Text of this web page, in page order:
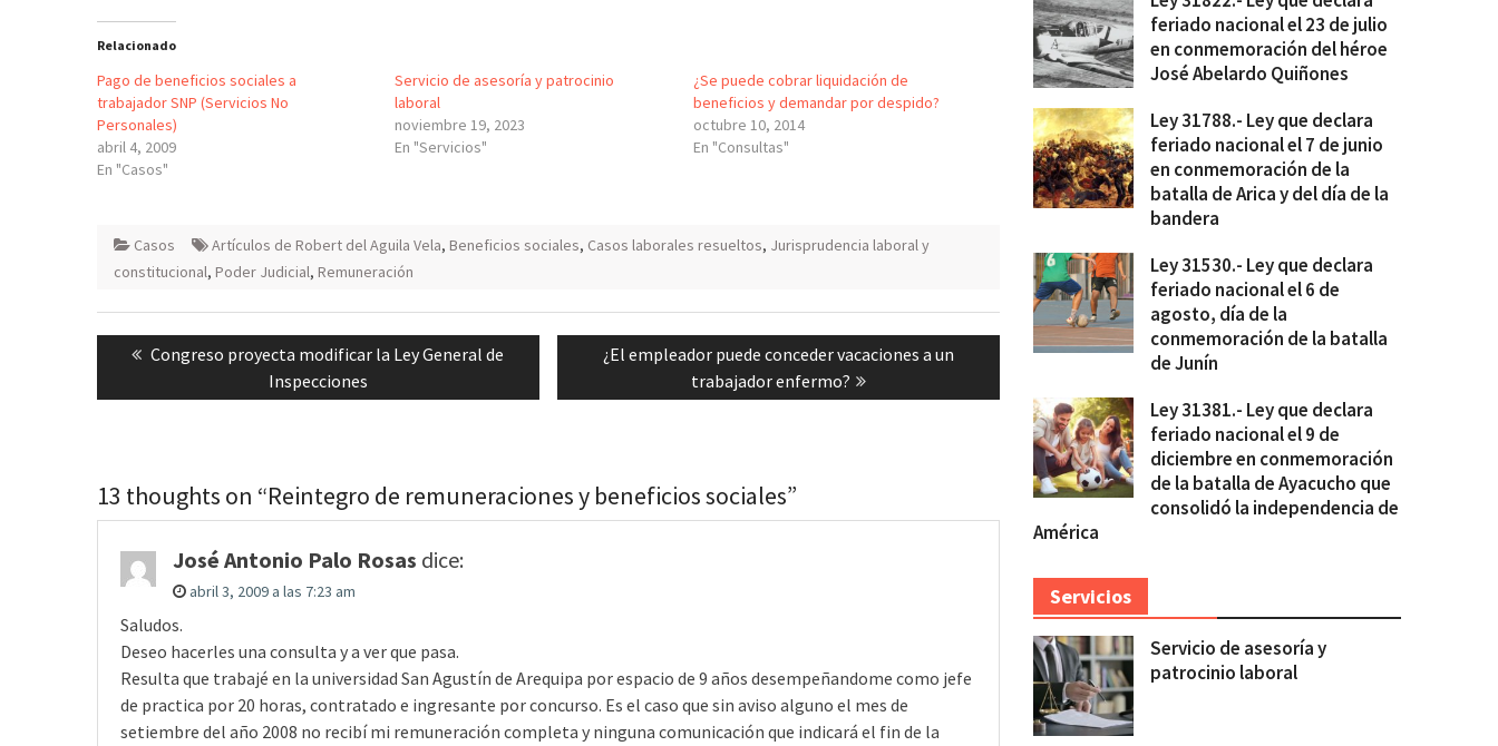
Relacionado
Pago de beneficios sociales a
trabajador SNP (Servicios No
Personales)
abril 4, 2009
En "Casos"
Servicio de asesoría y patrocinio
laboral
noviembre 19, 2023
En "Servicios"
¿Se puede cobrar liquidación de
beneficios y demandar por despido?
octubre 10, 2014
En "Consultas"
Casos Artículos de Robert del Aguila Vela, Beneficios sociales, Casos laborales resueltos, Jurisprudencia laboral y
constitucional, Poder Judicial, Remuneración
Navegación
entradas
Previous
Congreso proyecta modificar la Ley General de
Inspecciones
Next
¿El empleador puede conceder vacaciones a un
trabajador enfermo?
13 thoughts on “Reintegro de remuneraciones y beneficios sociales”
José Antonio Palo Rosas dice:
abril 3, 2009 a las 7:23 am
Saludos.
Deseo hacerles una consulta y a ver que pasa.
Resulta que trabajé en la universidad San Agustín de Arequipa por espacio de 9 años desempeñandome como jefe
de practica por 20 horas, contratado e ingresante por concurso. Es el caso que sin aviso alguno el mes de
setiembre del año 2008 no recibí mi remuneración completa y ninguna comunicación que indicará el fin de la
feriado nacional el 23 de julio
en conmemoración del héroe
José Abelardo Quiñones
Ley 31788.- Ley que declara
feriado nacional el 7 de junio
en conmemoración de la
batalla de Arica y del día de la
bandera
Ley 31530.- Ley que declara
feriado nacional el 6 de
agosto, día de la
conmemoración de la batalla
de Junín
Ley 31381.- Ley que declara
feriado nacional el 9 de
diciembre en conmemoración
de la batalla de Ayacucho que
consolidó la independencia de
América
Servicios
Servicio de asesoría y
patrocinio laboral